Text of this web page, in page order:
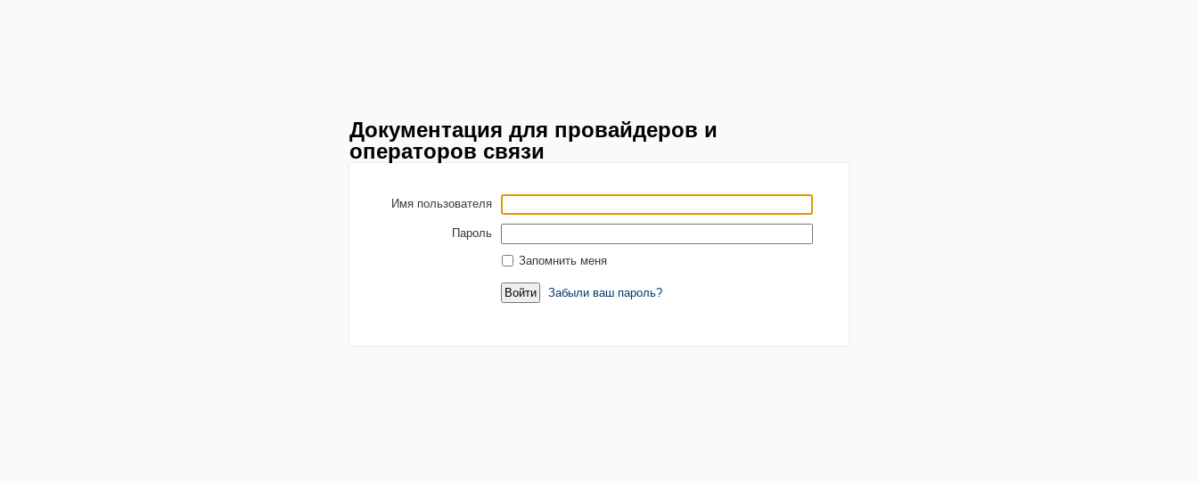
Документация для провайдеров и
операторов связи
Имя пользователя
Пароль
Запомнить меня
Забыли ваш пароль?